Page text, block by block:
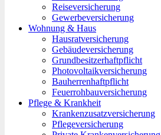
Reiseversicherung
Gewerbeversicherung
Wohnung & Haus
Hausratversicherung
Gebäudeversicherung
Grundbesitzerhaftpflicht
Photovoltaikversicherung
Bauherrenhaftpflicht
Feuerrohbauversicherung
Pflege & Krankheit
Krankenzusatzversicherung
Pflegeversicherung